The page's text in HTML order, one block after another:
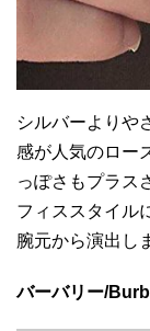
シルバーよりや
感が人気のロー
っぽさもプラス
フィススタイル
腕元から演出し
バーバリー/